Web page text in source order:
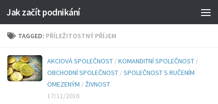
Jak začít podnikání
TAGGED: PŘÍLEŽITOSTNÝ PŘÍJEM
AKCIOVÁ SPOLEČNOST /KOMANDITNÍ SPOLEČNOST /
OBCHODNÍ SPOLEČNOST /SPOLEČNOST S RUČENÍM
OMEZENÝM /ŽIVNOST
17/11/2016